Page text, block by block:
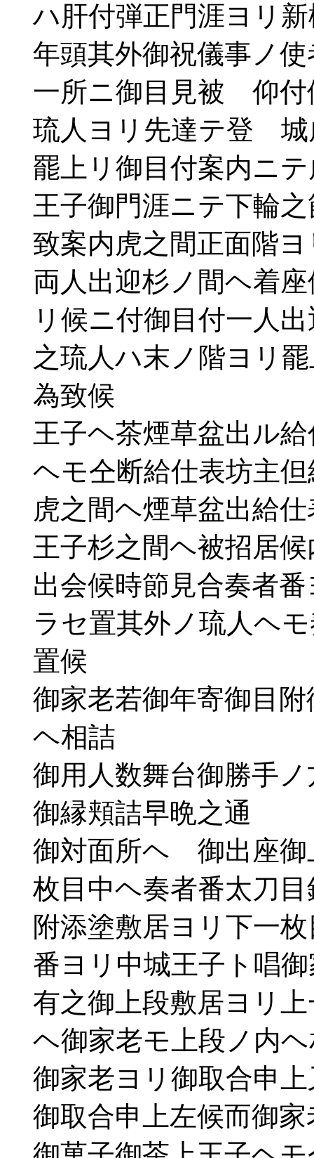
ハ肝付弾正門涯ヨリ新
年頭其外御祝儀事ノ使
一所ニ御目見被 仰付
琉人ヨリ先達テ登 城
罷上リ御目付案内ニテ
王子御門涯ニテ下輪之
致案内虎之間正面階ヨ
両人出迎杉ノ間ヘ着座
リ候ニ付御目付一人出
之琉人ハ末ノ階ヨリ
為致候
王子ヘ茶煙草盆出ル給
ヘモ仝断給仕表坊主但
虎之間ヘ煙草盆出給仕
王子杉之間ヘ被招居候
出会候時節見合奏者番
ラセ置其外ノ琉人ヘ
置候
御家老若御年寄御目附
ヘ相詰
御用人数舞台御勝手ノ
御縁頬詰早晩之通
御対面所ヘ 御出座御
枚目中ヘ奏者番太刀目
附添塗敷居ヨリ下一枚
番ヨリ中城王子ト唱御
有之御上段敷居ヨリ上
ヘ御家老モ上段ノ内ヘ
御家老ヨリ御取合申上
御取合申上左候而御家